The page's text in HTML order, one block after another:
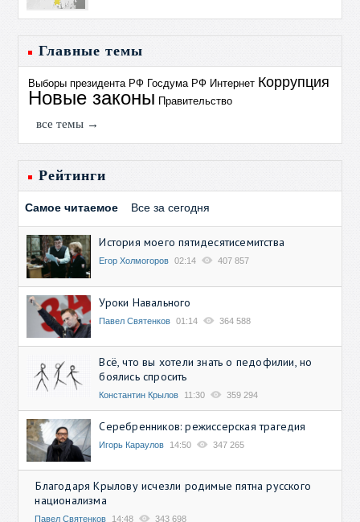
Главные темы
Выборы президента РФ Госдума РФ Интернет Коррупция
Новые законы Правительство
все темы →
Рейтинги
Самое читаемое Все за сегодня
История моего пятидесятисемитства
Егор Холмогоров 02:14 407 857
Уроки Навального
Павел Святенков 01:14 364 588
Всё, что вы хотели знать о педофилии, но
боялись спросить
Константин Крылов 11:30 359 294
Серебренников: режиссерская трагедия
Игорь Караулов 14:50 347 265
Благодаря Крылову исчезли родимые пятна русского
национализма
Павел Святенков 14:48 343 698